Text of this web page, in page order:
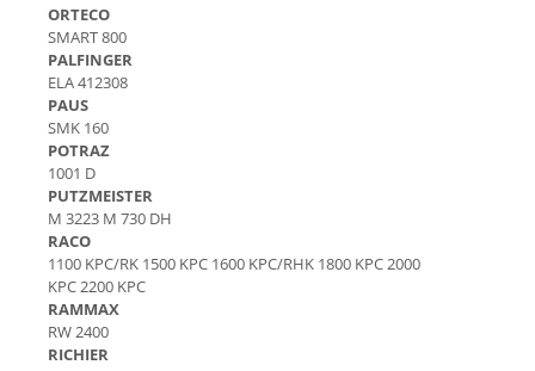
Filtru LPG
Filtru polen
Filtru aerisire
Produse Divinol
Ulei compresor
Ulei motor
Ulei hidraulic
Ulei transmisie
Ulei de frana
Uleiuri speciale
Consumabile service
Piese EGT
Piese Ebro
Piese Denyo
Piese Demag
Piese Clark Michigan
Piese Challenger
Piese Bucher Municipal
Piese Bruunet
Piese Boschung
Piese Bolinder-Munktell
ORTECO
SMART 800
PALFINGER
ELA 412308
PAUS
SMK 160
POTRAZ
1001 D
PUTZMEISTER
M 3223 M 730 DH
RACO
1100 KPC/RK 1500 KPC 1600 KPC/RHK 1800 KPC 2000
KPC 2200 KPC
RAMMAX
RW 2400
RICHIER